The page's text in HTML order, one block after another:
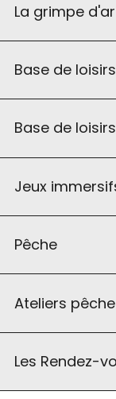
La grimpe
Base de
Base de
Jeux
Pêche
Ateliers
Les Rendez-